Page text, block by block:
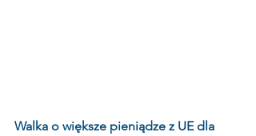
Walka o większe pieniądze z UE dla